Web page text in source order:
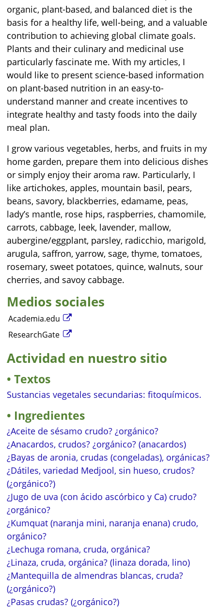
organic, plant-based, and balanced diet is the
basis for a healthy life, well-being, and a valuable
contribution to achieving global climate goals.
Plants and their culinary and medicinal use
particularly fascinate me. With my articles, I
would like to present science-based information
on plant-based nutrition in an easy-to-
understand manner and create incentives to
integrate healthy and tasty foods into the daily
meal plan.
I grow various vegetables, herbs, and fruits in my
home garden, prepare them into delicious dishes
or simply enjoy their aroma raw. Particularly, I
like artichokes, apples, mountain basil, pears,
beans, savory, blackberries, edamame, peas,
lady’s mantle, rose hips, raspberries, chamomile,
carrots, cabbage, leek, lavender, mallow,
aubergine/eggplant, parsley, radicchio, marigold,
arugula, saffron, yarrow, sage, thyme, tomatoes,
rosemary, sweet potatoes, quince, walnuts, sour
cherries, and savoy cabbage.
Medios sociales
Academia.edu
ResearchGate
Actividad en nuestro sitio
Textos
Sustancias vegetales secundarias: fitoquímicos.
Ingredientes
¿Aceite de sésamo crudo? ¿orgánico?
¿Anacardos, crudos? ¿orgánico? (anacardos)
¿Bayas de aronia, crudas (congeladas), orgánicas?
¿Dátiles, variedad Medjool, sin hueso, crudos?
(¿orgánico?)
¿Jugo de uva (con ácido ascórbico y Ca) crudo?
¿orgánico?
¿Kumquat (naranja mini, naranja enana) crudo,
orgánico?
¿Lechuga romana, cruda, orgánica?
¿Linaza, cruda, orgánica? (linaza dorada, lino)
¿Mantequilla de almendras blancas, cruda?
(¿orgánico?)
¿Pasas crudas? (¿orgánico?)